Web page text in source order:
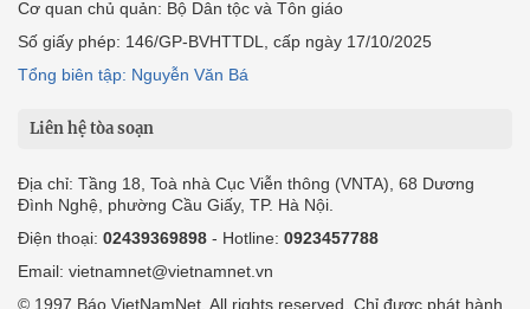
Cơ quan chủ quản: Bộ Dân tộc và Tôn giáo
Số giấy phép: 146/GP-BVHTTDL, cấp ngày 17/10/2025
Tổng biên tập: Nguyễn Văn Bá
Liên hệ tòa soạn
Địa chỉ: Tầng 18, Toà nhà Cục Viễn thông (VNTA), 68 Dương
Đình Nghệ, phường Cầu Giấy, TP. Hà Nội.
Điện thoại: 02439369898 - Hotline: 0923457788
Email: vietnamnet@vietnamnet.vn
© 1997 Báo VietNamNet. All rights reserved. Chỉ được phát hành